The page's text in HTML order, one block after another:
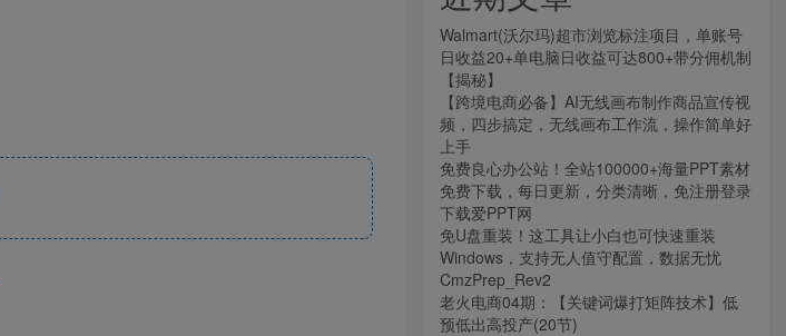
Walmart(沃尔玛)超市浏览标注项目，单账号
日收益20+单电脑日收益可达800+带分佣机制
【揭秘】
【跨境电商必备】AI无线画布制作商品宣传视
频，四步搞定，无线画布工作流，操作简单好
上手
免费良心办公站！全站100000+海量PPT素材
免费下载，每日更新，分类清晰，免注册登录
下载爱PPT网
免U盘重装！这工具让小白也可快速重装
Windows，支持无人值守配置，数据无忧
CmzPrep_Rev2
老火电商04期：【关键词爆打矩阵技术】低
预低出高投产(20节)